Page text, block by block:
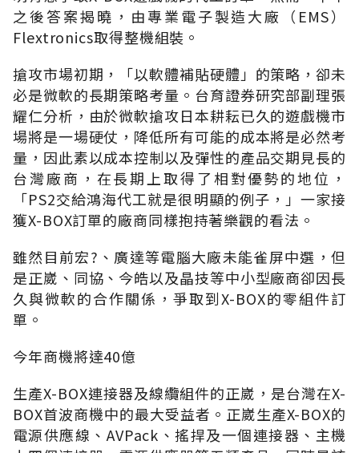
之後答案揭曉，由專業電子製造大廠（EMS）
Flextronics取得整機組裝。
搶攻市場初期，「以軟體補貼硬體」的策略，卻未
必是微軟的長期策略考量。台育證券研究部副理張
耀仁分析，由於微軟搶攻日本耕耘已久的遊戲機市
場將是一場硬仗，降低所有可能的成本將是必然考
量，因此素以成本控制以及彈性的產品交期見長的
台灣廠商，在長期上取得了相對優勢的地位，
「PS2交給鴻海代工就是很明顯的例子，」一家接
獲X-BOX訂單的廠商同樣抱持著樂觀的看法。
雖然目前宏?、廣達等電腦大廠未能雀屏中選，但
是正崴、同協、今皓以及晶技等中小型廠商卻因長
久與微軟的合作關係，爭取到X-BOX的零組件訂
單。
今年商機將達40億
生產X-BOX連接器及線纜組件的正崴，是台灣在X-
BOX首波商機中的最大受益者。正崴生產X-BOX的
電源供應線、AVPack、搖捍及一個連接器、主機